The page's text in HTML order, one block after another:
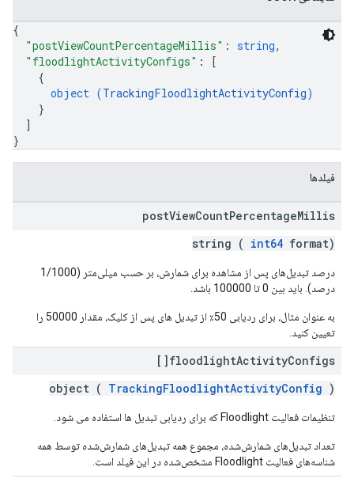
{
"postViewCountPercentageMillis" : string,
"floodlightActivityConfigs" :
[
{
object (TrackingFloodlightActivityConfig)
}
]
}
فیلدها
postViewCountPercentageMillis
string ( int64 format)
درصد تبدیل‌های پس از مشاهده برای شمارش، بر حسب میلی‌متر (1/1000
درصد). باید بین 0 تا 100000 باشد.
به عنوان مثال، برای ردیابی 50٪ از تبدیل های پس از کلیک، مقدار 50000 را
تعیین کنید.
floodlightActivityConfigs[]
object ( TrackingFloodlightActivityConfig )
تنظیمات فعالیت Floodlight که برای ردیابی تبدیل ها استفاده می شود.
تعداد تبدیل‌های شمارش‌شده، مجموع همه تبدیل‌های شمارش‌شده توسط همه
شناسه‌های فعالیت Floodlight مشخص‌شده در این فیلد است.